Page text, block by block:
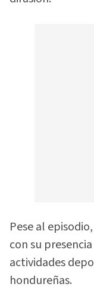
Pese al
con su
actividades
hondureñas.